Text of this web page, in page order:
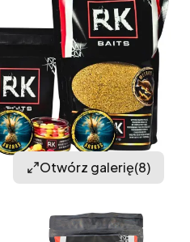
Otwórz galerię(8)